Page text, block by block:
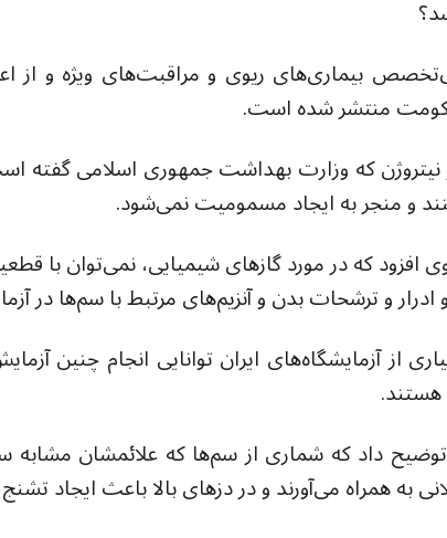
بیماری‌های ریوی و مراقبت‌های ویژه و
منتشر شده است.
نیتروژن که وزارت بهداشت جمهوری اسلامی
و منجر به ایجاد مسمومیت نمی‌شود.
که در مورد گازهای شیمیایی، نمی‌توان
ادرار و ترشحات بدن و آنزیم‌های مرتبط با سم‌ها
از آزمایشگاه‌های ایران توانایی انجام چنین
هستند.
داد که شماری از سم‌ها که علائمشان
به همراه می‌آورند و در دزهای بالا باعث ایجاد